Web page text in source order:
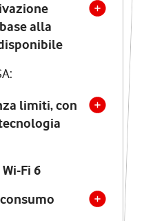
alla
limiti, con
Fi 6
di attivazione
in base alla
disponibile
CASA:
senza limiti, con
tecnologia
Seven con Wi-Fi 7
illimitate verso
fissi e mobili